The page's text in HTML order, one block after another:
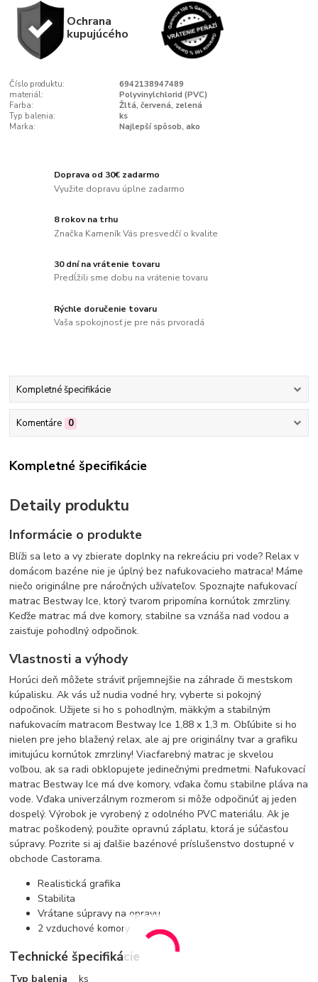
Ochrana
kupujúcého
Číslo produktu:
6942138947489
materiál:
Polyvinylchlorid (PVC)
Farba:
Žltá, červená, zelená
Typ balenia:
ks
Marka:
Najlepší spôsob, ako
Doprava od 30€ zadarmo
Využite dopravu úplne zadarmo
8 rokov na trhu
Značka Kameník Vás presvedčí o kvalite
30 dní na vrátenie tovaru
Predĺžili sme dobu na vrátenie tovaru
Rýchle doručenie tovaru
Vaša spokojnosť je pre nás prvoradá
Kompletné špecifikácie
Komentáre 0
Kompletné špecifikácie
Detaily produktu
Informácie o produkte
Blíži sa leto a vy zbierate doplnky na rekreáciu pri vode? Relax v
domácom bazéne nie je úplný bez nafukovacieho matraca! Máme
niečo originálne pre náročných užívateľov. Spoznajte nafukovací
matrac Bestway Ice, ktorý tvarom pripomína kornútok zmrzliny.
Keďže matrac má dve komory, stabilne sa vznáša nad vodou a
zaisťuje pohodlný odpočinok.
Vlastnosti a výhody
Horúci deň môžete stráviť príjemnejšie na záhrade či mestskom
kúpalisku. Ak vás už nudia vodné hry, vyberte si pokojný
odpočinok. Užijete si ho s pohodlným, mäkkým a stabilným
nafukovacím matracom Bestway Ice 1,88 x 1,3 m. Obľúbite si ho
nielen pre jeho blažený relax, ale aj pre originálny tvar a grafiku
imitujúcu kornútok zmrzliny! Viacfarebný matrac je skvelou
voľbou, ak sa radi obklopujete jedinečnými predmetmi. Nafukovací
matrac Bestway Ice má dve komory, vďaka čomu stabilne pláva na
vode. Vďaka univerzálnym rozmerom si môže odpočinúť aj jeden
dospelý. Výrobok je vyrobený z odolného PVC materiálu. Ak je
matrac poškodený, použite opravnú záplatu, ktorá je súčasťou
súpravy. Pozrite si aj ďalšie bazénové príslušenstvo dostupné v
obchode Castorama.
Realistická grafika
Stabilita
Vrátane súpravy na opravu
2 vzduchové komory
Technické špecifikácie
Typ balenia ks